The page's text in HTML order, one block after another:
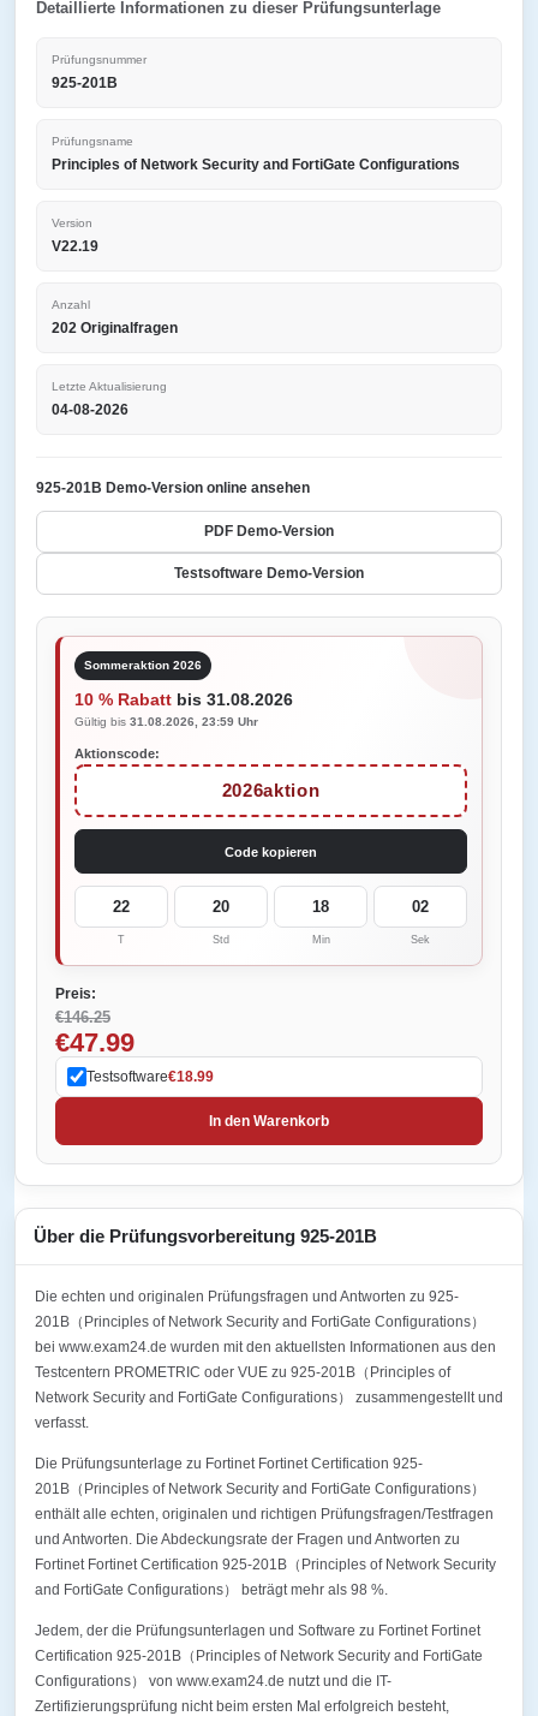
Detaillierte Informationen zu dieser Prüfungsunterlage
Prüfungsnummer
925-201B
Prüfungsname
Principles of Network Security and FortiGate Configurations
Version
V22.19
Anzahl
202 Originalfragen
Letzte Aktualisierung
04-08-2026
925-201B Demo-Version online ansehen
PDF Demo-Version
Testsoftware Demo-Version
Sommeraktion 2026
10 % Rabatt bis 31.08.2026
Gültig bis 31.08.2026, 23:59 Uhr
Aktionscode:
2026aktion
Code kopieren
22
T
20
Std
18
Min
02
Sek
Preis:
€146.25
€47.99
Testsoftware€18.99
In den Warenkorb
Über die Prüfungsvorbereitung 925-201B
Die echten und originalen Prüfungsfragen und Antworten zu 925-
201B（Principles of Network Security and FortiGate Configurations）
bei www.exam24.de wurden mit den aktuellsten Informationen aus den
Testcentern PROMETRIC oder VUE zu 925-201B（Principles of
Network Security and FortiGate Configurations） zusammengestellt und
verfasst.
Die Prüfungsunterlage zu Fortinet Fortinet Certification 925-
201B（Principles of Network Security and FortiGate Configurations）
enthält alle echten, originalen und richtigen Prüfungsfragen/Testfragen
und Antworten. Die Abdeckungsrate der Fragen und Antworten zu
Fortinet Fortinet Certification 925-201B（Principles of Network Security
and FortiGate Configurations） beträgt mehr als 98 %.
Jedem, der die Prüfungsunterlagen und Software zu Fortinet Fortinet
Certification 925-201B（Principles of Network Security and FortiGate
Configurations） von www.exam24.de nutzt und die IT-
Zertifizierungsprüfung nicht beim ersten Mal erfolgreich besteht,